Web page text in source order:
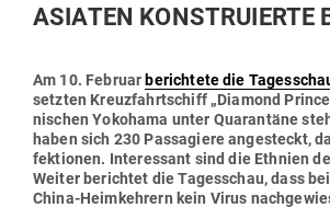
ASIATEN KON­STRU­IERTE
Am 10. Februar berichtete die
setzten Kreuz­fahrt­schiff „Diamond
ni­schen Yokohama unter Qua­rantäne
haben sich 230 Pas­sa­giere ange­steckt,
fek­tionen. Inter­essant sind die Ethnien
Weiter berichtet die Tages­schau, dass
China-Heim­kehrern kein Virus